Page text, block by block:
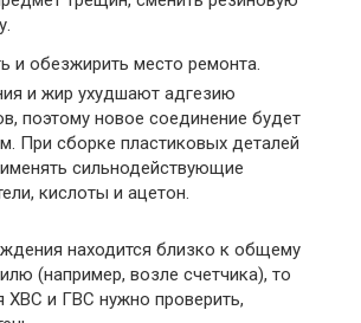
и обезжирить место ремонта.
и жир ухудшают адгезию
поэтому новое соединение будет
При сборке пластиковых деталей
сильнодействующие
кислоты и ацетон.
находится близко к общему
(например, возле счетчика), то
ХВС и ГВС нужно проверить,